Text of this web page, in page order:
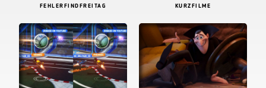
FEHLERFINDFREITAG KURZFILME